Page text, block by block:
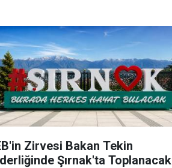
Zirvesi Bakan Tekin
Şırnak'ta Toplanacak